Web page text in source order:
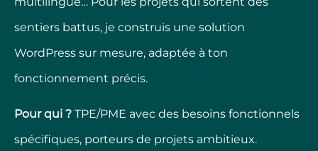
sentiers battus, je construis une solution
WordPress sur mesure, adaptée à ton
fonctionnement précis.
Pour qui ? TPE/PME avec des besoins fonctionnels
spécifiques, porteurs de projets ambitieux.